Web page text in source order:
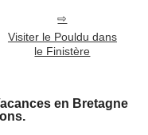
Visiter le Pouldu dans
le Finistère
en Bretagne